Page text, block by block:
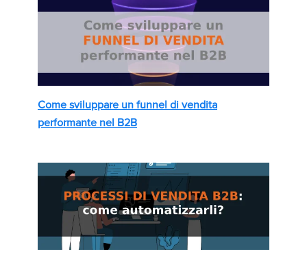
Come sviluppare un funnel di vendita
performante nel B2B